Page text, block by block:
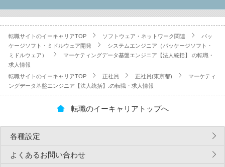
転職サイトのイーキャリアTOP ソフトウェア・ネットワーク関連
パッ
ケージソフト・ミドルウェア開発
システムエンジニア（パッケージソフト・
ミドルウェア）
マーケティングデータ基盤エンジニア【法人統括】.の転職・
求人情報
転職サイトのイーキャリアTOP
正社員 正社員(東京都)
マーケティ
ングデータ基盤エンジニア【法人統括】.の転職・求人情報
転職のイーキャリアトップへ
各種設定
よくあるお問い合わせ